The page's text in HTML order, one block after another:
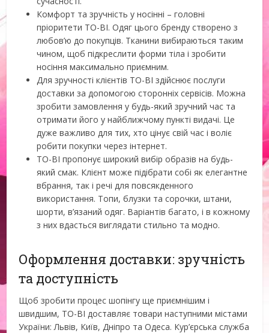
Комфорт та зручність у носінні – головні
пріоритети TO-BI. Одяг цього бренду створено з
любов’ю до покупців. Тканини вибираються таким
чином, щоб підкреслити форми тіла і зробити
носіння максимально приємним.
Для зручності клієнтів TO-BI здійснює послуги
доставки за допомогою сторонніх сервісів. Можна
зробити замовлення у будь-який зручний час та
отримати його у найближчому пункті видачі. Це
дуже важливо для тих, хто цінує свій час і воліє
робити покупки через інтернет.
TO-BI пропонує широкий вибір образів на будь-
який смак. Клієнт може підібрати собі як елегантне
вбрання, так і речі для повсякденного
використання. Топи, блузки та сорочки, штани,
шорти, в’язаний одяг. Варіантів багато, і в кожному
з них вдасться виглядати стильно та модно.
Оформлення доставки: зручність
та доступність
Щоб зробити процес шопінгу ще приємнішим і
швидшим, TO-BI доставляє товари наступними містами
України: Львів, Київ, Дніпро та Одеса. Кур’єрська служба